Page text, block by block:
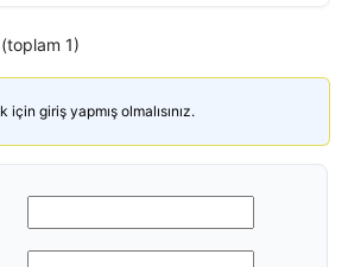
1)
giriş yapmış olmalısınız.